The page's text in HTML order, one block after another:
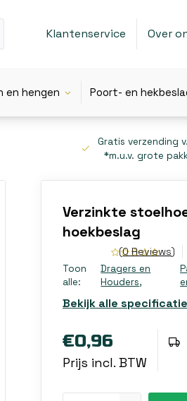
Klantenservice Over
en hengen Poort- en
Gratis verzending
*m.u.v. grote
Verzinkte
hoekbeslag
(0 Reviews)
Toon
alle:
Dragers en
Houders,
Bekijk alle
€0,96
Prijs incl. BTW